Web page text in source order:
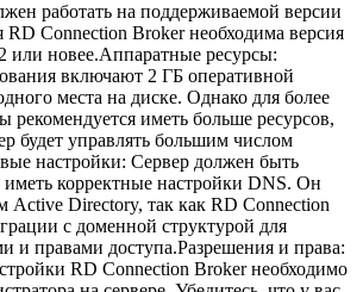
работать на поддерживаемой версии
RD Connection Broker необходима версия
или новее.Аппаратные ресурсы:
включают 2 ГБ оперативной
места на диске. Однако для более
рекомендуется иметь больше ресурсов,
будет управлять большим числом
настройки: Сервер должен быть
корректные настройки DNS. Он
Active Directory, так как RD Connection
с доменной структурой для
и правами доступа.Разрешения и права:
RD Connection Broker необходимо